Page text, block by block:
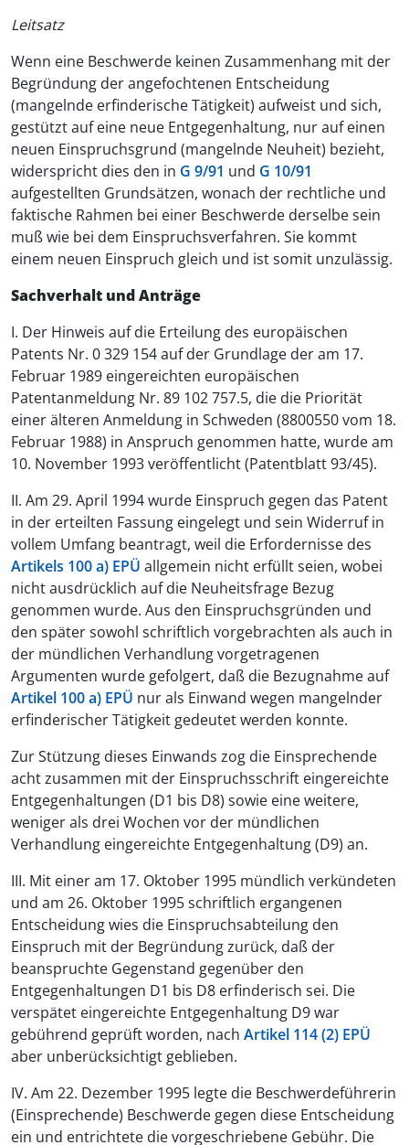
Leitsatz
Wenn eine Beschwerde keinen Zusammenhang mit der
Begründung der angefochtenen Entscheidung
(mangelnde erfinderische Tätigkeit) aufweist und sich,
gestützt auf eine neue Entgegenhaltung, nur auf einen
neuen Einspruchsgrund (mangelnde Neuheit) bezieht,
widerspricht dies den in G 9/91 und G 10/91
aufgestellten Grundsätzen, wonach der rechtliche und
faktische Rahmen bei einer Beschwerde derselbe sein
muß wie bei dem Einspruchsverfahren. Sie kommt
einem neuen Einspruch gleich und ist somit unzulässig.
Sachverhalt und Anträge
I. Der Hinweis auf die Erteilung des europäischen
Patents Nr. 0 329 154 auf der Grundlage der am 17.
Februar 1989 eingereichten europäischen
Patentanmeldung Nr. 89 102 757.5, die die Priorität
einer älteren Anmeldung in Schweden (8800550 vom 18.
Februar 1988) in Anspruch genommen hatte, wurde am
10. November 1993 veröffentlicht (Patentblatt 93/45).
II. Am 29. April 1994 wurde Einspruch gegen das Patent
in der erteilten Fassung eingelegt und sein Widerruf in
vollem Umfang beantragt, weil die Erfordernisse des
Artikels 100 a) EPÜ allgemein nicht erfüllt seien, wobei
nicht ausdrücklich auf die Neuheitsfrage Bezug
genommen wurde. Aus den Einspruchsgründen und
den später sowohl schriftlich vorgebrachten als auch in
der mündlichen Verhandlung vorgetragenen
Argumenten wurde gefolgert, daß die Bezugnahme auf
Artikel 100 a) EPÜ nur als Einwand wegen mangelnder
erfinderischer Tätigkeit gedeutet werden konnte.
Zur Stützung dieses Einwands zog die Einsprechende
acht zusammen mit der Einspruchsschrift eingereichte
Entgegenhaltungen (D1 bis D8) sowie eine weitere,
weniger als drei Wochen vor der mündlichen
Verhandlung eingereichte Entgegenhaltung (D9) an.
III. Mit einer am 17. Oktober 1995 mündlich verkündeten
und am 26. Oktober 1995 schriftlich ergangenen
Entscheidung wies die Einspruchsabteilung den
Einspruch mit der Begründung zurück, daß der
beanspruchte Gegenstand gegenüber den
Entgegenhaltungen D1 bis D8 erfinderisch sei. Die
verspätet eingereichte Entgegenhaltung D9 war
gebührend geprüft worden, nach Artikel 114 (2) EPÜ
aber unberücksichtigt geblieben.
IV. Am 22. Dezember 1995 legte die Beschwerdeführerin
(Einsprechende) Beschwerde gegen diese Entscheidung
ein und entrichtete die vorgeschriebene Gebühr. Die